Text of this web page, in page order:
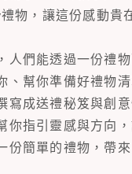
物，讓這份感動貴
人們能透過一份禮
、幫你準備好禮物
寫成送禮秘笈與創
你指引靈感與方向
份簡單的禮物，帶